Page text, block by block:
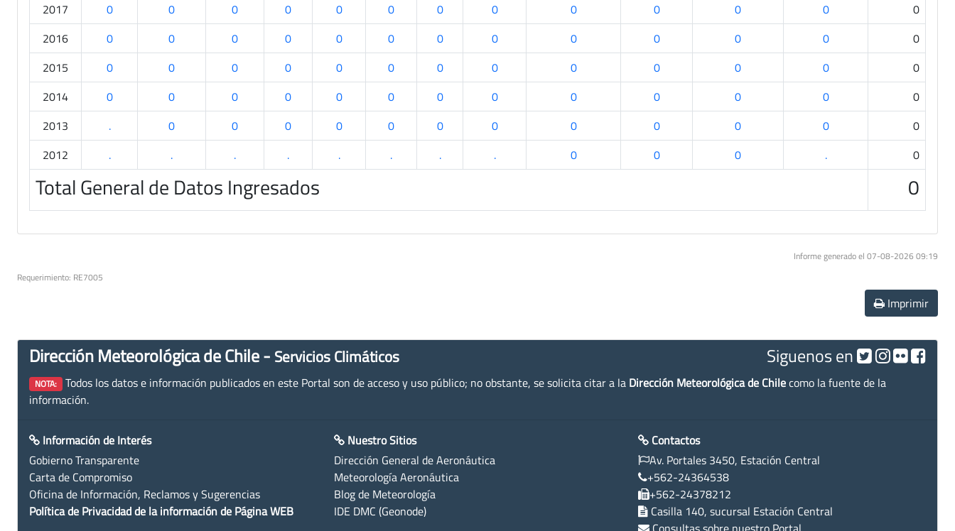
2017
0 0 0 0 0 0 0 0 0 0 0 0
0
2016
0 0 0 0 0 0 0 0 0 0 0 0
0
2015
0 0 0 0 0 0 0 0 0 0 0 0
0
2014
0 0 0 0 0 0 0 0 0 0 0 0
0
2013
. 0 0 0 0 0 0 0 0 0 0 0
0
2012
. . . . . . . . 0 0 0 . 0
Total General de Datos Ingresados 0
Informe generado el 07-08-2026 09:19
Requerimiento: RE7005
Imprimir
Dirección Meteorológica de Chile - Servicios Climáticos Siguenos en
NOTA: Todos los datos e información publicados en este Portal son de acceso y uso público; no obstante, se solicita citar a la Dirección Meteorológica de Chilecomo la fuente de la
información.
Información de Interés
Gobierno Transparente
Carta de Compromiso
Oficina de Información, Reclamos y Sugerencias
Política de Privacidad de la información de Página WEB
Nuestro Sitios
Dirección General de Aeronáutica
Meteorología Aeronáutica
Blog de Meteorología
IDE DMC (Geonode)
Contactos
Av. Portales 3450, Estación Central
+562-24364538
+562-24378212
Casilla 140, sucursal Estación Central